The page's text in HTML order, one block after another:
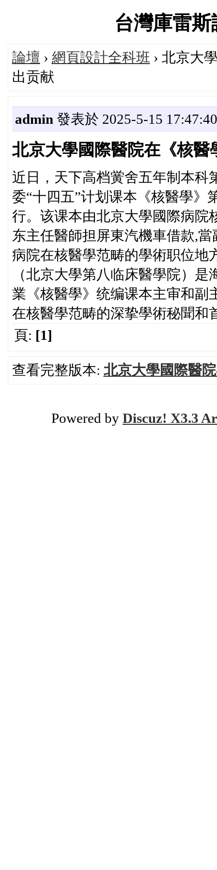
台灣庫雷
論壇 › 網頁設計全科班 › 北京大
出贡献
admin 發表於 2025-5-15 17:47:40
北京大學國際醫院在《核
近日，天下高档黉舍五年制本科
委“十四五”计划课本《核醫學》
行。该课本由北京大學國際病院
东主任醫師担屏東汽機車借款,
病院在核醫學范畴的學術职位地
（北京大學第八临床醫學院）
業《核醫學》统编课本主审和副
在核醫學范畴的深挚學術秘聞和
頁: [1]
查看完整版本: 北京大學國際醫
Powered by Discuz! X3.3